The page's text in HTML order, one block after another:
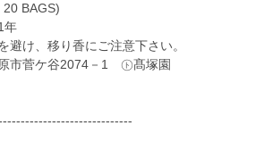
BAGS)
年
避け、移り香にご注意下さい。
市菅ケ谷2074－1 ㋣髙塚園